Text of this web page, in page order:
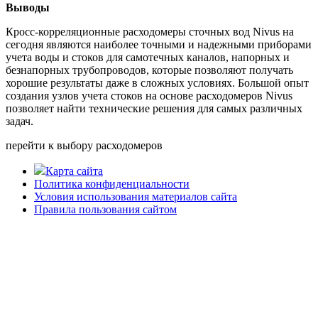
Выводы
Кросс-корреляционные расходомеры сточных вод Nivus на
сегодня являются наиболее точными и надежными приборами
учета воды и стоков для самотечных каналов, напорных и
безнапорных трубопроводов, которые позволяют получать
хорошие результаты даже в сложных условиях. Большой опыт
создания узлов учета стоков на основе расходомеров Nivus
позволяет найти технические решения для самых различных
задач.
перейти к выбору расходомеров
Карта сайта
Политика конфиденциальности
Условия использования материалов сайта
Правила пользования сайтом